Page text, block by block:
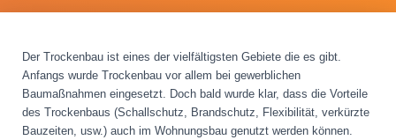
Der Trockenbau ist eines der vielfältigsten Gebiete die es gibt.
Anfangs wurde Trockenbau vor allem bei gewerblichen
Baumaßnahmen eingesetzt. Doch bald wurde klar, dass die Vorteile
des Trockenbaus (Schallschutz, Brandschutz, Flexibilität, verkürzte
Bauzeiten, usw.) auch im Wohnungsbau genutzt werden können.